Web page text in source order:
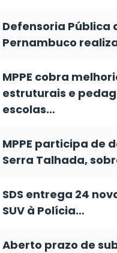
Defensoria Pública
Pernambuco
MPPE cobra
estruturais e
escolas…
MPPE participa de
Serra Talhada,
SDS entrega 24
SUV à Polícia…
Aberto prazo de